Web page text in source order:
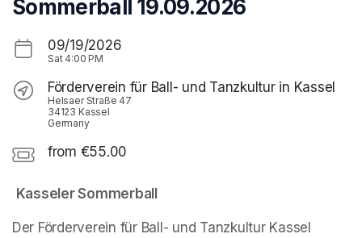
Sommerball 19.09.2026
09/19/2026
Sat 4:00 PM
Förderverein für Ball- und Tanzkultur in Kassel
Helsaer Straße 47
34123 Kassel
Germany
from €55.00
Kasseler Sommerball
Der Förderverein für Ball- und Tanzkultur Kassel